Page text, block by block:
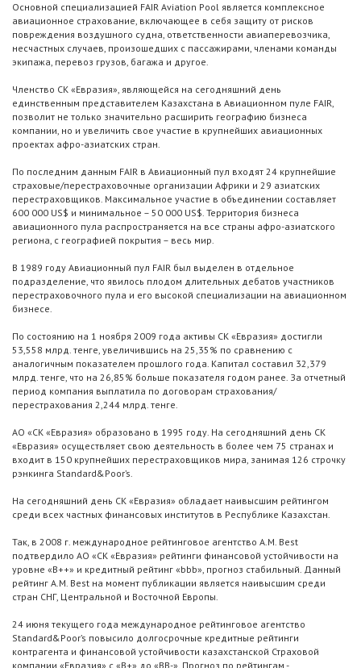
Основной специализацией FAIR Aviation Pool является комплексное
авиационное страхование, включающее в себя защиту от рисков
повреждения воздушного судна, ответственности авиаперевозчика,
несчастных случаев, произошедших с пассажирами, членами команды
экипажа, перевоз грузов, багажа и другое.
Членство СК «Евразия», являющейся на сегодняшний день
единственным представителем Казахстана в Авиационном пуле FAIR,
позволит не только значительно расширить географию бизнеса
компании, но и увеличить свое участие в крупнейших авиационных
проектах афро-азиатских стран.
По последним данным FAIR в Авиационный пул входят 24 крупнейшие
страховые/перестраховочные организации Африки и 29 азиатских
перестраховщиков. Максимальное участие в объединении составляет
600 000 US$ и минимальное – 50 000 US$. Территория бизнеса
авиационного пула распространяется на все страны афро-азиатского
региона, с географией покрытия – весь мир.
В 1989 году Авиационный пул FAIR был выделен в отдельное
подразделение, что явилось плодом длительных дебатов участников
перестраховочного пула и его высокой специализации на авиационном
бизнесе.
По состоянию на 1 ноября 2009 года активы СК «Евразия» достигли
53,558 млрд. тенге, увеличившись на 25,35% по сравнению с
аналогичным показателем прошлого года. Капитал составил 32,379
млрд. тенге, что на 26,85% больше показателя годом ранее. За отчетный
период компания выплатила по договорам страхования/
перестрахования 2,244 млрд. тенге.
АО «СК «Евразия» образовано в 1995 году. На сегодняшний день СК
«Евразия» осуществляет свою деятельность в более чем 75 странах и
входит в 150 крупнейших перестраховщиков мира, занимая 126 строчку
рэнкинга Standard&Poor’s.
На сегодняшний день СК «Евразия» обладает наивысшим рейтингом
среди всех частных финансовых институтов в Республике Казахстан.
Так, в 2008 г. международное рейтинговое агентство A.M. Best
подтвердило АО «СК «Евразия» рейтинги финансовой устойчивости на
уровне «B++» и кредитный рейтинг «bbb», прогноз стабильный. Данный
рейтинг A.M. Best на момент публикации является наивысшим среди
стран СНГ, Центральной и Восточной Европы.
24 июня текущего года международное рейтинговое агентство
Standard&Poor’s повысило долгосрочные кредитные рейтинги
контрагента и финансовой устойчивости казахстанской Страховой
компании «Евразия» с «В+» до «BB-». Прогноз по рейтингам -